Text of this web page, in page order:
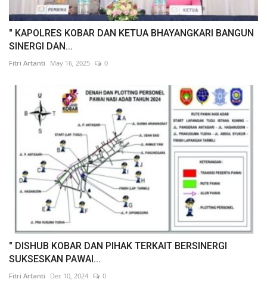
" KAPOLRES KOBAR DAN KETUA BHAYANGKARI BANGUN
SINERGI DAN...
Fitri Artanti May 16, 2025 0
" DISHUB KOBAR DAN PIHAK TERKAIT BERSINERGI
SUKSESKAN PAWAI...
Fitri Artanti Dec 10, 2024 0